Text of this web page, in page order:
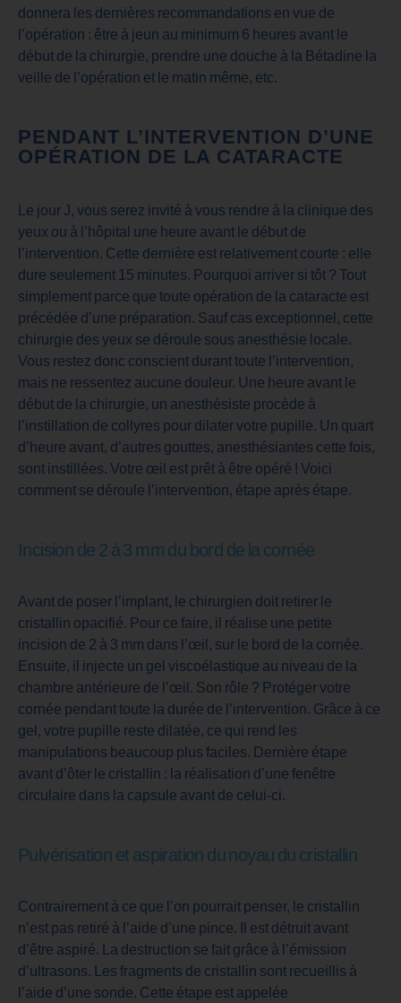
donnera les dernières recommandations en vue de
l’opération : être à jeun au minimum 6 heures avant le
début de la chirurgie, prendre une douche à la Bétadine la
veille de l’opération et le matin même, etc.
PENDANT L’INTERVENTION D’UNE
OPÉRATION DE LA CATARACTE
Le jour J, vous serez invité à vous rendre à la clinique des
yeux ou à l’hôpital une heure avant le début de
l’intervention. Cette dernière est relativement courte : elle
dure seulement 15 minutes. Pourquoi arriver si tôt ? Tout
simplement parce que toute opération de la cataracte est
précédée d’une préparation. Sauf cas exceptionnel, cette
chirurgie des yeux se déroule sous anesthésie locale.
Vous restez donc conscient durant toute l’intervention,
mais ne ressentez aucune douleur. Une heure avant le
début de la chirurgie, un anesthésiste procède à
l’instillation de collyres pour dilater votre pupille. Un quart
d’heure avant, d’autres gouttes, anesthésiantes cette fois,
sont instillées. Votre œil est prêt à être opéré ! Voici
comment se déroule l’intervention, étape après étape.
Incision de 2 à 3 mm du bord de la cornée
Avant de poser l’implant, le chirurgien doit retirer le
cristallin opacifié. Pour ce faire, il réalise une petite
incision de 2 à 3 mm dans l’œil, sur le bord de la cornée.
Ensuite, il injecte un gel viscoélastique au niveau de la
chambre antérieure de l’œil. Son rôle ? Protéger votre
cornée pendant toute la durée de l’intervention. Grâce à ce
gel, votre pupille reste dilatée, ce qui rend les
manipulations beaucoup plus faciles. Dernière étape
avant d’ôter le cristallin : la réalisation d’une fenêtre
circulaire dans la capsule avant de celui-ci.
Pulvérisation et aspiration du noyau du cristallin
Contrairement à ce que l’on pourrait penser, le cristallin
n’est pas retiré à l’aide d’une pince. Il est détruit avant
d’être aspiré. La destruction se fait grâce à l’émission
d’ultrasons. Les fragments de cristallin sont recueillis à
l’aide d’une sonde. Cette étape est appelée